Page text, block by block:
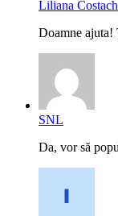
Liliana
Doamne ajuta!
SNL
Da, vor să